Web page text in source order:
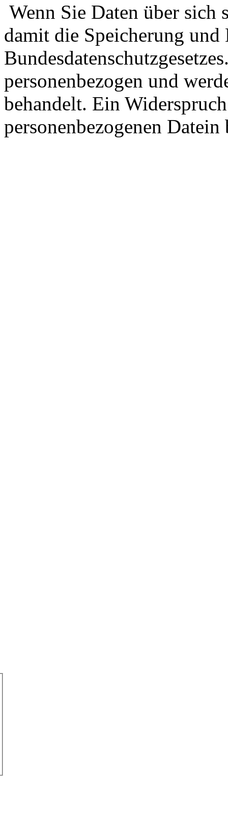
Wenn Sie Daten über sich
damit die Speicherung
personenbezogen und
behandelt. Ein
personenbezogenen